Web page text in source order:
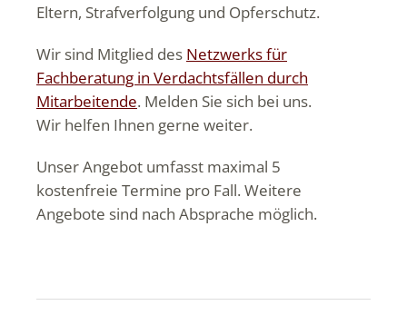
Eltern, Strafverfolgung und Opferschutz.
Wir sind Mitglied des Netzwerks für
Fachberatung in Verdachtsfällen durch
Mitarbeitende. Melden Sie sich bei uns.
Wir helfen Ihnen gerne weiter.
Unser Angebot umfasst maximal 5
kostenfreie Termine pro Fall. Weitere
Angebote sind nach Absprache möglich.